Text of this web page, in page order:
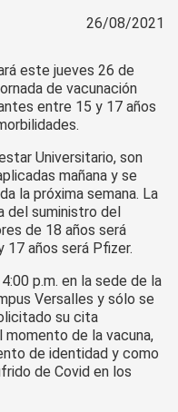
26/08/2021
este jueves 26 de
de vacunación
entre 15 y 17 años
Universitario, son
mañana y se
la próxima semana. La
del suministro del
de 18 años será
17 años será Pfizer.
p.m. en la sede de la
Versalles y sólo se
su cita
de la vacuna,
de identidad y como
de Covid en los